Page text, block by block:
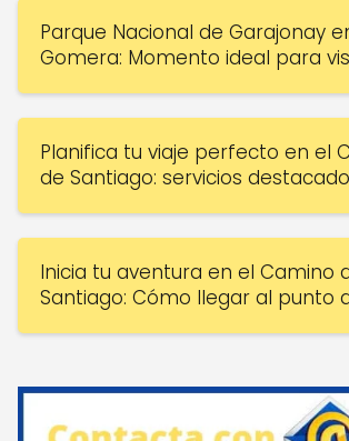
Parque Nacional de Garajonay
Gomera: Momento ideal para
Planifica tu viaje perfecto en el
de Santiago: servicios
Inicia tu aventura en el Camino
Santiago: Cómo llegar al punto